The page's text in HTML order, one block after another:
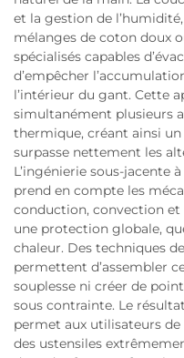
et la gestion de
mélanges de coton doux
spécialisés capables
d’empêcher
l’intérieur du gant. Cette
simultanément plusieurs
thermique, créant ainsi
surpasse nettement les
L’ingénierie sous-
prend en compte les
conduction, convection et
une protection globale,
chaleur. Des techniques
permettent d’assembler
souplesse ni créer de
sous contrainte. Le
permet aux utilisateurs
des ustensiles